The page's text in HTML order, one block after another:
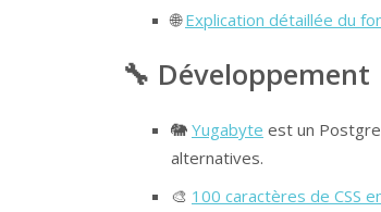
🌐Explication détaillée du
🔧 Développement
🐘 Yugabyte est un
alternatives.
🎨 100 caractères de CSS